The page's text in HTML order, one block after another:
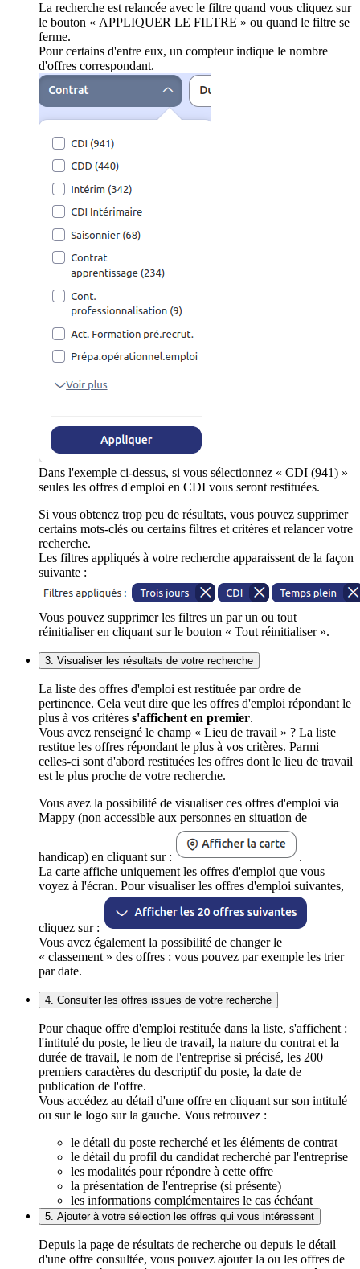
La recherche est relancée avec le filtre quand vous cliquez sur
le bouton « APPLIQUER LE FILTRE » ou quand le filtre se
ferme.
Pour certains d'entre eux, un compteur indique le nombre
d'offres correspondant.
Dans l'exemple ci-dessus, si vous sélectionnez « CDI (941) »
seules les offres d'emploi en CDI vous seront restituées.
Si vous obtenez trop peu de résultats, vous pouvez supprimer
certains mots-clés ou certains filtres et critères et relancer votre
recherche.
Les filtres appliqués à votre recherche apparaissent de la façon
suivante :
Vous pouvez supprimer les filtres un par un ou tout
réinitialiser en cliquant sur le bouton « Tout réinitialiser ».
3. Visualiser les résultats de votre recherche
La liste des offres d'emploi est restituée par ordre de
pertinence. Cela veut dire que les offres d'emploi répondant le
plus à vos critères s'affichent en premier.
Vous avez renseigné le champ « Lieu de travail » ? La liste
restitue les offres répondant le plus à vos critères. Parmi
celles-ci sont d'abord restituées les offres dont le lieu de travail
est le plus proche de votre recherche.
Vous avez la possibilité de visualiser ces offres d'emploi via
Mappy (non accessible aux personnes en situation de
handicap) en cliquant sur :
.
La carte affiche uniquement les offres d'emploi que vous
voyez à l'écran. Pour visualiser les offres d'emploi suivantes,
cliquez sur :
Vous avez également la possibilité de changer le
« classement » des offres : vous pouvez par exemple les trier
par date.
4. Consulter les offres issues de votre recherche
Pour chaque offre d'emploi restituée dans la liste, s'affichent :
l'intitulé du poste, le lieu de travail, la nature du contrat et la
durée de travail, le nom de l'entreprise si précisé, les 200
premiers caractères du descriptif du poste, la date de
publication de l'offre.
Vous accédez au détail d'une offre en cliquant sur son intitulé
ou sur le logo sur la gauche. Vous retrouvez :
le détail du poste recherché et les éléments de contrat
le détail du profil du candidat recherché par l'entreprise
les modalités pour répondre à cette offre
la présentation de l'entreprise (si présente)
les informations complémentaires le cas échéant
5. Ajouter à votre sélection les offres qui vous intéressent
Depuis la page de résultats de recherche ou depuis le détail
d'une offre consultée, vous pouvez ajouter la ou les offres de